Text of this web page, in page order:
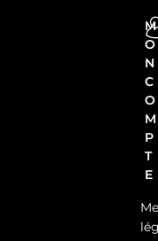
M
O
N
C
O
M
P
T
E